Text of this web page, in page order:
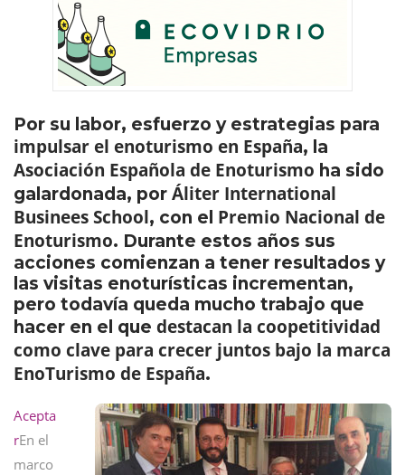
Por su labor, esfuerzo y estrategias para
impulsar el enoturismo en España, la
Asociación Española de Enoturismo ha sido
galardonada, por Áliter International
Businees School, con el Premio Nacional de
Enoturismo. Durante estos años sus
acciones comienzan a tener resultados y
las visitas enoturísticas incrementan,
pero todavía queda mucho trabajo que
hacer en el que destacan la coopetitividad
como clave para crecer juntos bajo la marca
EnoTurismo de España.
Acepta
rEn el
marco